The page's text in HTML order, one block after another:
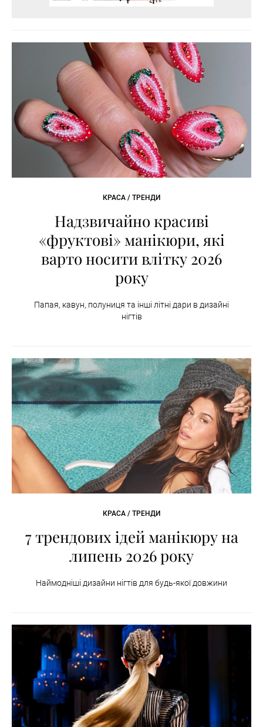
КРАСА / ТРЕНДИ
Надзвичайно красиві
«фруктові» манікюри, які
варто носити влітку 2026
року
Папая, кавун, полуниця та інші літні дари в дизайні
нігтів
КРАСА / ТРЕНДИ
7 трендових ідей манікюру на
липень 2026 року
Наймодніші дизайни нігтів для будь-якої довжини